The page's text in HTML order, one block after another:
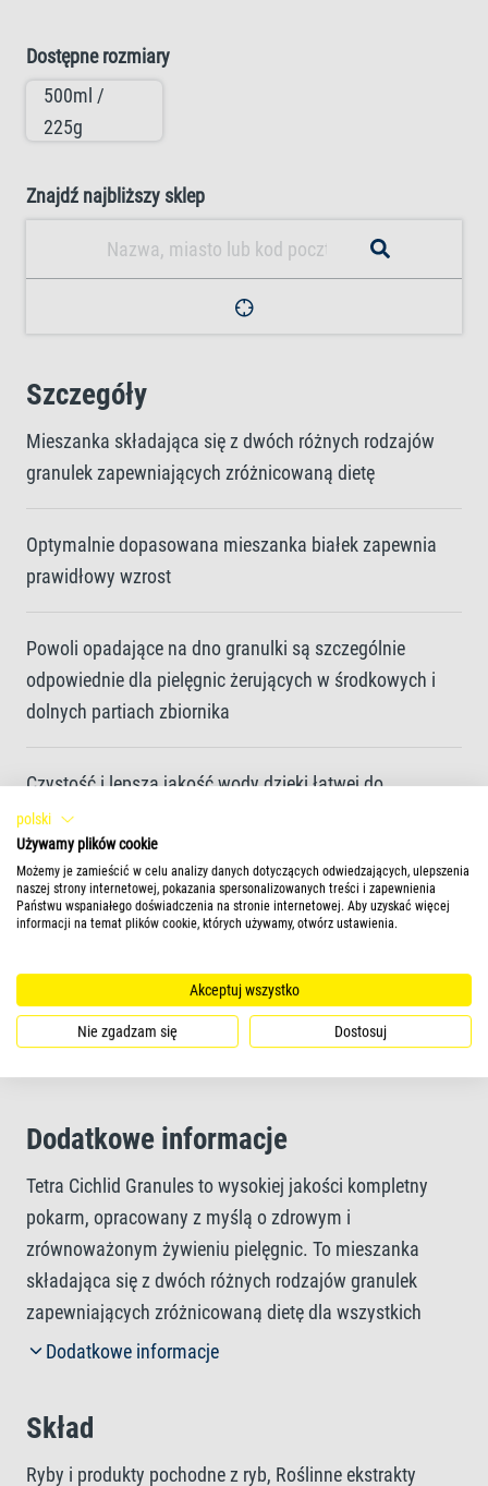
Dostępne rozmiary
500ml /
225g
Znajdź najbliższy sklep
Szczegóły
Mieszanka składająca się z dwóch różnych rodzajów
granulek zapewniających zróżnicowaną dietę
Optymalnie dopasowana mieszanka białek zapewnia
prawidłowy wzrost
Powoli opadające na dno granulki są szczególnie
odpowiednie dla pielęgnic żerujących w środkowych i
dolnych partiach zbiornika
Czystość i lepsza jakość wody dzięki łatwej do
połknięcia formie granulek i ich dobrej przyswajalności
Unikalna receptura i wysokiej jakości składniki bez
barwników i konserwantów
Forma pokarmu
Dodatkowe informacje
Tetra Cichlid Granules to wysokiej jakości kompletny
pokarm, opracowany z myślą o zdrowym i
zrównoważonym żywieniu pielęgnic. To mieszanka
składająca się z dwóch różnych rodzajów granulek
zapewniających zróżnicowaną dietę dla wszystkich
rodzajów pielęgnic. Powoli opadające na dno granulki
zawierająca wysokiej jakości naturalne składniki, bez
barwników i konserwantów, oraz optymalnie dobrana
Dodatkowe informacje
Skład
Ryby i produkty pochodne z ryb, Roślinne ekstrakty
polski
Używamy plików cookie
Możemy je zamieścić w celu analizy danych dotyczących odwiedzających, ulepszenia
naszej strony internetowej, pokazania spersonalizowanych treści i zapewnienia
Państwu wspaniałego doświadczenia na stronie internetowej. Aby uzyskać więcej
informacji na temat plików cookie, których używamy, otwórz ustawienia.
Akceptuj wszystko
Nie zgadzam się Dostosuj